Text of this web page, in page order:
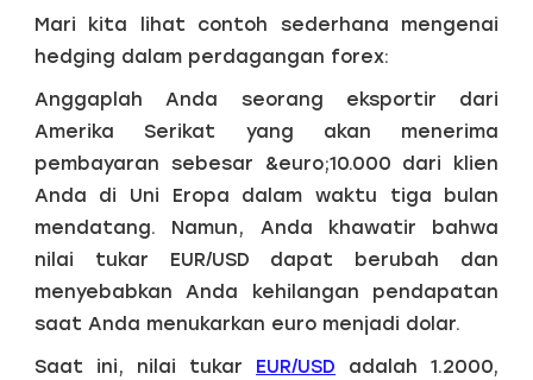
Mari kita lihat contoh sederhana mengenai
hedging dalam perdagangan forex:
Anggaplah Anda seorang eksportir dari
Amerika Serikat yang akan menerima
pembayaran sebesar &euro;10.000 dari klien
Anda di Uni Eropa dalam waktu tiga bulan
mendatang. Namun, Anda khawatir bahwa
nilai tukar EUR/USD dapat berubah dan
menyebabkan Anda kehilangan pendapatan
saat Anda menukarkan euro menjadi dolar.
Saat ini, nilai tukar EUR/USD adalah 1.2000,